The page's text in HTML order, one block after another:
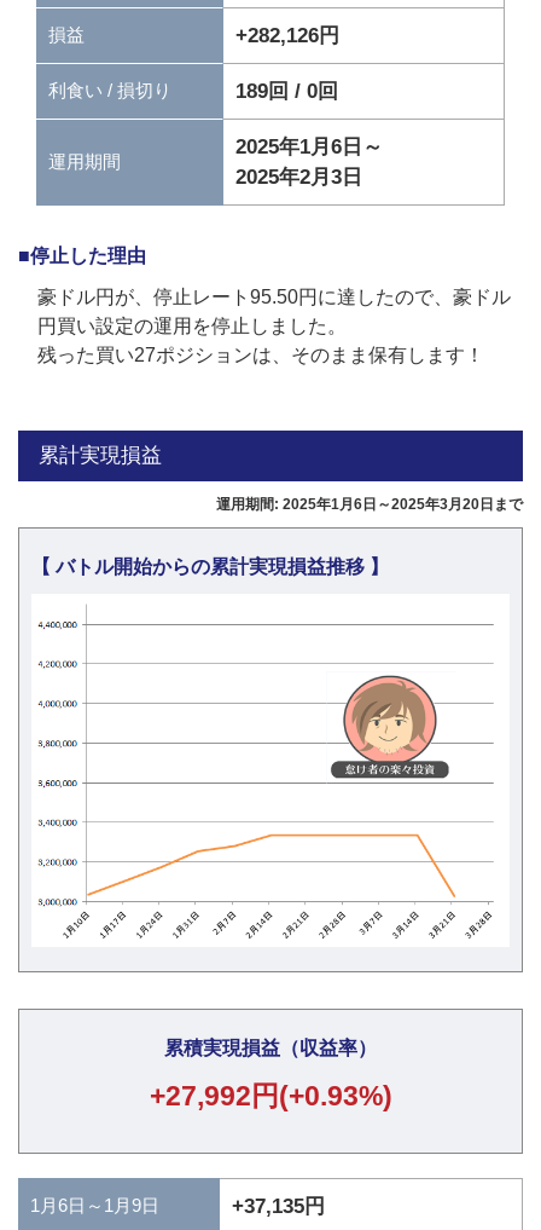
損益 +282,126円
利食い / 損切り 189回 / 0回
運用期間
2025年1月6日～
2025年2月3日
■停止した理由
豪ドル円が、停止レート95.50円に達したので、豪ドル
円買い設定の運用を停止しました。
残った買い27ポジションは、そのまま保有します！
累計実現損益
運用期間: 2025年1月6日～2025年3月20日まで
【 バトル開始からの累計実現損益推移 】
累積実現損益（収益率）
+27,992円(+0.93%)
1月6日～1月9日 +37,135円